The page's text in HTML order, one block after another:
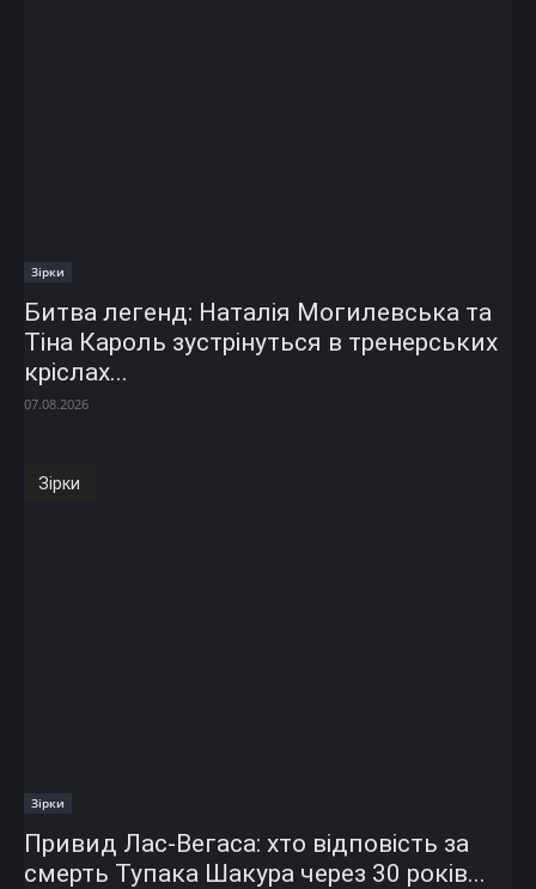
Зірки
Битва легенд: Наталія Могилевська та
Тіна Кароль зустрінуться в тренерських
кріслах...
07.08.2026
Зірки
Зірки
Привид Лас-Вегаса: хто відповість за
смерть Тупака Шакура через 30 років...